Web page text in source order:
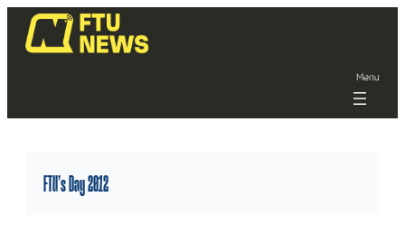
Menu
FTU’s Day 2012